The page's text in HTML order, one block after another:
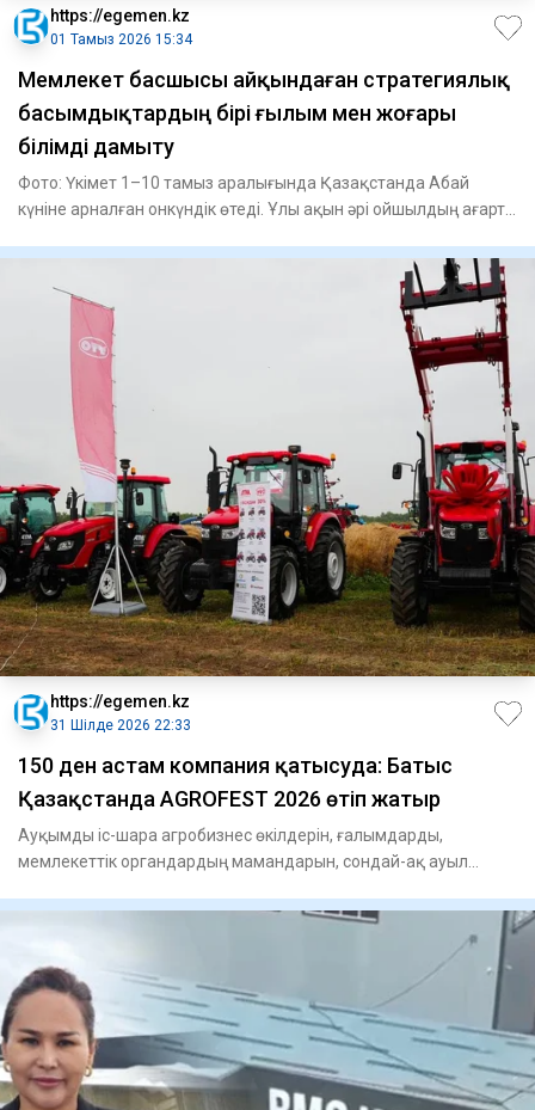
https://egemen.kz
01 Тамыз 2026 15:34
Мемлекет басшысы айқындаған стратегиялық
басымдықтардың бірі ғылым мен жоғары
білімді дамыту
Фото: Үкімет 1–10 тамыз аралығында Қазақстанда Абай
күніне арналған онкүндік өтеді. Ұлы ақын әрі ойшылдың ағарту,
https://egemen.kz
31 Шілде 2026 22:33
150 ден астам компания қатысуда: Батыс
Қазақстанда AGROFEST 2026 өтіп жатыр
Ауқымды іс-шара агробизнес өкілдерін, ғалымдарды,
мемлекеттік органдардың мамандарын, сондай-ақ ауыл